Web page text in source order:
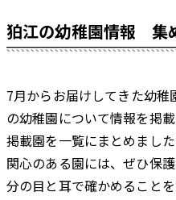
子育てグッズ
狛江の幼稚園情報 集
7月からお届けしてきた幼
の幼稚園について情報を掲載
掲載園を一覧にまとめまし
関心のある園には、ぜひ保
分の目と耳で確かめることを